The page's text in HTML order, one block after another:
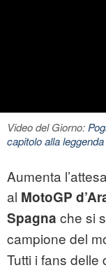
Video del Giorno:
capitolo alla
Aumenta
al MotoGP
Spagna che si
campione del
Tutti i fans delle